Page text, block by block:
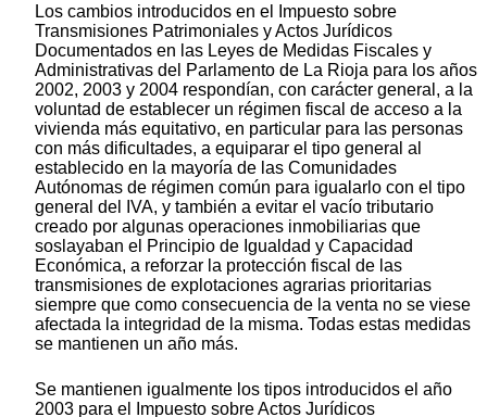
Los cambios introducidos en el Impuesto sobre
Transmisiones Patrimoniales y Actos Jurídicos
Documentados en las Leyes de Medidas Fiscales y
Administrativas del Parlamento de La Rioja para los años
2002, 2003 y 2004 respondían, con carácter general, a la
voluntad de establecer un régimen fiscal de acceso a la
vivienda más equitativo, en particular para las personas
con más dificultades, a equiparar el tipo general al
establecido en la mayoría de las Comunidades
Autónomas de régimen común para igualarlo con el tipo
general del IVA, y también a evitar el vacío tributario
creado por algunas operaciones inmobiliarias que
soslayaban el Principio de Igualdad y Capacidad
Económica, a reforzar la protección fiscal de las
transmisiones de explotaciones agrarias prioritarias
siempre que como consecuencia de la venta no se viese
afectada la integridad de la misma. Todas estas medidas
se mantienen un año más.
Se mantienen igualmente los tipos introducidos el año
2003 para el Impuesto sobre Actos Jurídicos